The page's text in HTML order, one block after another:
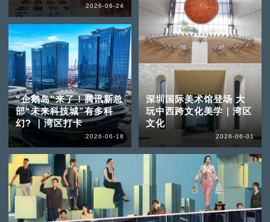
2026-06-24
“企鹅岛”来了！腾讯新总
部“未来科技城”有多科
幻? ｜湾区打卡
2026-06-18
深圳国际美术馆登场 大
玩中西跨文化美学｜湾区
文化
2026-06-01